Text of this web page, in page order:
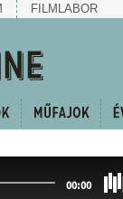
FILMLABOR
00:00